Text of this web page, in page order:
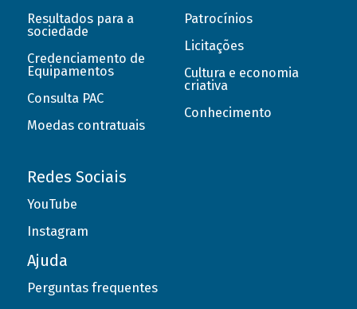
Resultados para a
sociedade
Credenciamento de
Equipamentos
Consulta PAC
Moedas contratuais
Patrocínios
Licitações
Cultura e economia
criativa
Conhecimento
Redes Sociais
YouTube
Instagram
Ajuda
Perguntas frequentes